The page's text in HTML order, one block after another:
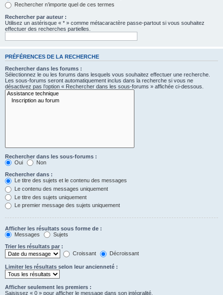
Rechercher n’importe quel de ces termes
Rechercher par auteur :
Utilisez un astérisque « * » comme métacaractère passe-partout si vous souhaitez
effectuer des recherches partielles.
PRÉFÉRENCES DE LA RECHERCHE
Rechercher dans les forums :
Sélectionnez le ou les forums dans lesquels vous souhaitez effectuer une recherche.
Les sous-forums seront automatiquement inclus dans la recherche si vous ne
désactivez pas l’option « Rechercher dans les sous-forums » affichée ci-dessous.
Rechercher dans les sous-forums :
Oui
Non
Rechercher dans :
Le titre des sujets et le contenu des messages
Le contenu des messages uniquement
Le titre des sujets uniquement
Le premier message des sujets uniquement
Afficher les résultats sous forme de :
Messages
Sujets
Trier les résultats par :
Croissant
Décroissant
Limiter les résultats selon leur ancienneté :
Afficher seulement les premiers :
Saisissez « 0 » pour afficher le message dans son intégralité.